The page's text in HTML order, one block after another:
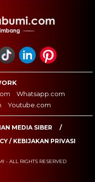
Whatsapp.com
Youtube.com
MEDIA SIBER
/ KEBIJAKAN PRIVASI
- ALL RIGHTS RESERVED